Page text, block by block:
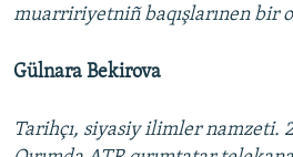
muarririyetniñ baqışlarınen bir
Gülnara Bekirova
Tarihçı, siyasiy ilimler namzeti.